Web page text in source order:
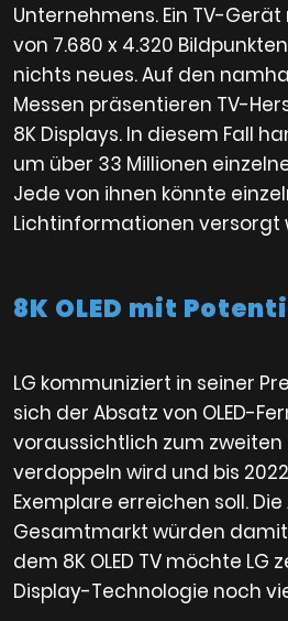
Unternehmens. Ein TV-
von 7.680 x 4.320
nichts neues. Auf den
Messen präsentieren TV-
8K Displays. In diesem Fall
um über 33 Millionen
Jede von ihnen könnte
Lichtinformationen versorgt
8K OLED mit
LG kommuniziert in seiner
sich der Absatz von OLED-
voraussichtlich zum zweiten
verdoppeln wird und bis
Exemplare erreichen soll.
Gesamtmarkt würden
dem 8K OLED TV möchte LG
Display-Technologie noch